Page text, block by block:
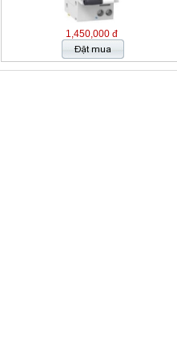
1,450,000 đ